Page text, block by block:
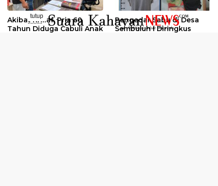
Akibat Khilaf, Pria 60
Tahun Diduga Cabuli Anak
Pengedar Sabu di Desa
Sembuluh I Diringkus
tutup
..........